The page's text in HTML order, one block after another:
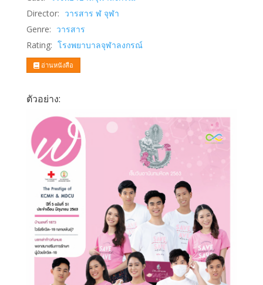
Director: วารสาร ฬ จุฬา
Genre: วารสาร
Rating: โรงพยาบาลจุฬาลงกรณ์
อ่านหนังสือ
ตัวอย่าง: